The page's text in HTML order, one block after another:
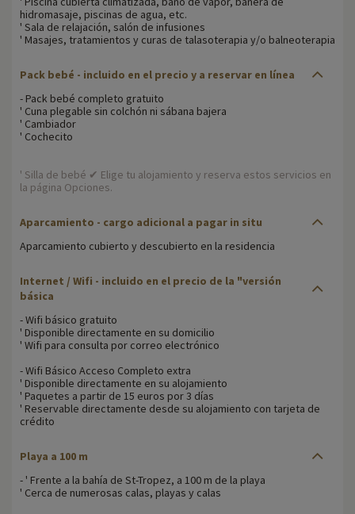
hidromasaje, piscinas de agua, etc.
' Sala de relajación, salón de infusiones
' Masajes, tratamientos y curas de talasoterapia y/o balneoterapia
Pack bebé - incluido en el precio y a reservar en línea
- Pack bebé completo gratuito
' Cuna plegable sin colchón ni sábana bajera
' Cambiador
' Cochecito
' Silla de bebé ✔ Elige tu alojamiento y reserva estos servicios en
la página Opciones.
Aparcamiento - cargo adicional a pagar in situ
Aparcamiento cubierto y descubierto en la residencia
Internet / Wifi - incluido en el precio de la "versión
básica
- Wifi básico gratuito
' Disponible directamente en su domicilio
' Wifi para consulta por correo electrónico
- Wifi Básico Acceso Completo extra
' Disponible directamente en su alojamiento
' Paquetes a partir de 15 euros por 3 días
' Reservable directamente desde su alojamiento con tarjeta de
crédito
Playa a 100 m
- ' Frente a la bahía de St-Tropez, a 100 m de la playa
' Cerca de numerosas calas, playas y calas